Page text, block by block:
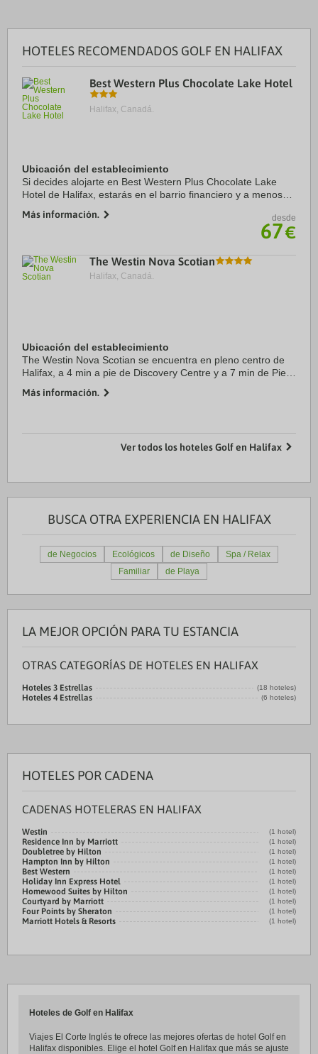
HOTELES RECOMENDADOS GOLF EN HALIFAX
Best Western Plus Chocolate Lake Hotel
Halifax, Canadá.
Ubicación del establecimiento
Si decides alojarte en Best Western Plus Chocolate Lake
Hotel de Halifax, estarás en el barrio financiero y a menos
Waterfront y Dalhousie University. ...
Más información. desde
67€
The Westin Nova Scotian
Halifax, Canadá.
Ubicación del establecimiento
The Westin Nova Scotian se encuentra en pleno centro de
Halifax, a 4 min a pie de Discovery Centre y a 7 min de Pier
0,9 km de Maritime Museum ...
Más información.
Ver todos los hoteles Golf en Halifax
BUSCA OTRA EXPERIENCIA EN HALIFAX
de Negocios Ecológicos de Diseño
Spa / Relax
Familiar
de Playa
LA MEJOR OPCIÓN PARA TU ESTANCIA
OTRAS CATEGORÍAS DE HOTELES EN HALIFAX
Hoteles 3 Estrellas (18 hoteles)
Hoteles 4 Estrellas (6 hoteles)
HOTELES POR CADENA
CADENAS HOTELERAS EN HALIFAX
Westin (1 hotel)
Residence Inn by Marriott (1 hotel)
Doubletree by Hilton (1 hotel)
Hampton Inn by Hilton (1 hotel)
Best Western (1 hotel)
Holiday Inn Express Hotel (1 hotel)
Homewood Suites by Hilton (1 hotel)
Courtyard by Marriott (1 hotel)
Four Points by Sheraton (1 hotel)
Marriott Hotels & Resorts (1 hotel)
Hoteles de Golf en Halifax
Viajes El Corte Inglés te ofrece las mejores ofertas de hotel Golf en
Halifax disponibles. Elige el hotel Golf en Halifax que más se ajuste